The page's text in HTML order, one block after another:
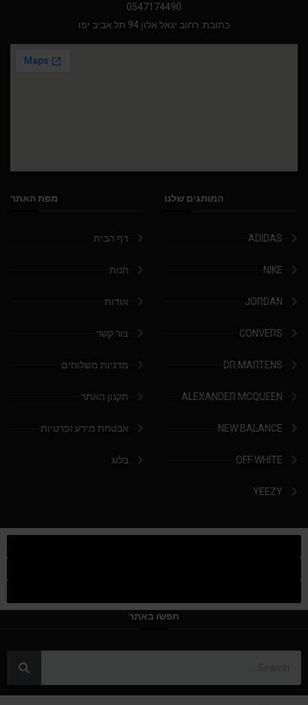
0547174490
כתובת: רחוב יגאל אלון 94 תל אביב יפו
המותגים שלנו
ADIDAS
NIKE
JORDAN
CONVERS
DR.MARTENS
ALEXANDER MCQUEEN
NEW BALANCE
OFF WHITE
YEEZY
מפת האתר
דף הבית
חנות
אודות
צור קשר
מדניות משלוחים
תקנון האתר
אבטחת מידע ופרטיות
בלוג
חפשו באתר